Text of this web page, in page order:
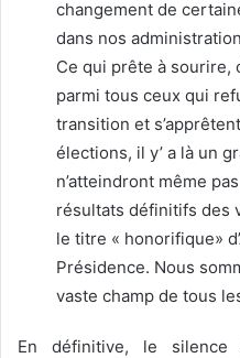
changement de
dans nos
Ce qui prête à sourire,
parmi tous ceux qui
transition et
élections, il y’ a là un
n’atteindront même
résultats définitifs des
le titre « honorifique»
Présidence. Nous
vaste champ de tous
En définitive, le silence